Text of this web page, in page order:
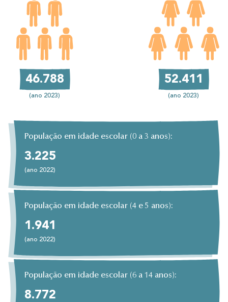
46.788
(ano 2023)
52.411
(ano 2023)
População em idade escolar (0 a 3 anos):
3.225
(ano 2022)
População em idade escolar (4 e 5 anos):
1.941
(ano 2022)
População em idade escolar (6 a 14 anos):
8.772